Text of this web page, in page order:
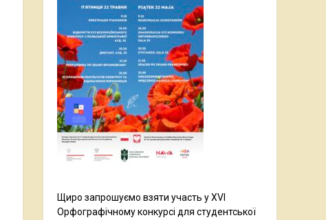
Щиро запрошуємо взяти участь у XVI
Орфографічному конкурсі для студентської